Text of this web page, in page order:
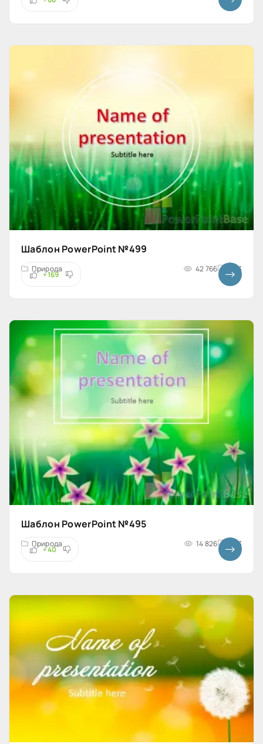
Шаблон PowerPoint №499
Природа 42 766 4x3
+169
Шаблон PowerPoint №495
Природа 14 826 4x3
+40